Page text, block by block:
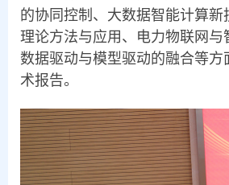
的协同控制、大数据智能计算新
理论方法与应用、电力物联网与
数据驱动与模型驱动的融合等方
术报告。